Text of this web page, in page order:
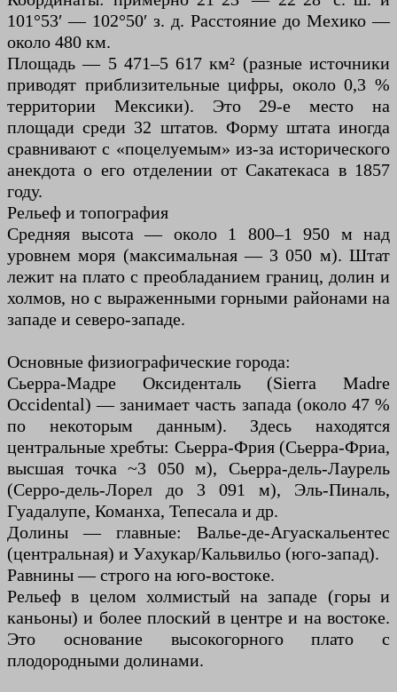
101°53′ — 102°50′ з. д. Расстояние до Мехико —
около 480 км.
Площадь — 5 471–5 617 км² (разные источники
приводят приблизительные цифры, около 0,3 %
территории Мексики). Это 29-е место на
площади среди 32 штатов. Форму штата иногда
сравнивают с «поцелуемым» из-за исторического
анекдота о его отделении от Сакатекаса в 1857
году.
Рельеф и топография
Средняя высота — около 1 800–1 950 м над
уровнем моря (максимальная — 3 050 м). Штат
лежит на плато с преобладанием границ, долин и
холмов, но с выраженными горными районами на
западе и северо-западе.
Основные физиографические города:
Сьерра-Мадре Оксиденталь (Sierra Madre
Occidental) — занимает часть запада (около 47 %
по некоторым данным). Здесь находятся
центральные хребты: Сьерра-Фрия (Сьерра-Фриа,
высшая точка ~3 050 м), Сьерра-дель-Лаурель
(Серро-дель-Лорел до 3 091 м), Эль-Пиналь,
Гуадалупе, Команха, Тепесала и др.
Долины — главные: Валье-де-Агуаскальентес
(центральная) и Уахукар/Кальвильо (юго-запад).
Равнины — строго на юго-востоке.
Рельеф в целом холмистый на западе (горы и
каньоны) и более плоский в центре и на востоке.
Это основание высокогорного плато с
плодородными долинами.